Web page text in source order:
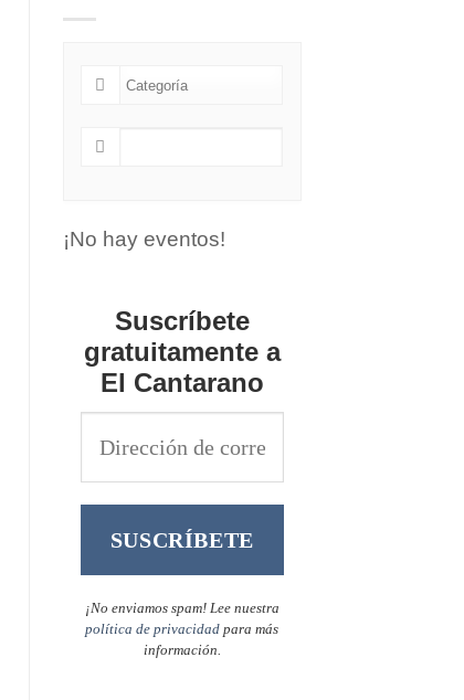
¡No hay eventos!
Suscríbete
gratuitamente a
El Cantarano
¡No enviamos spam! Lee nuestra
política de privacidad para más
información.